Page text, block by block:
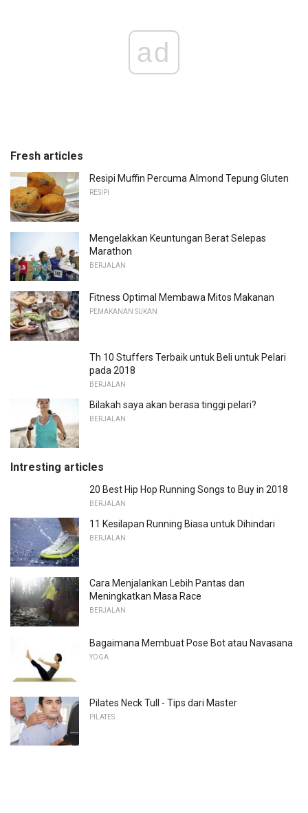
ad
Fresh articles
Resipi Muffin Percuma Almond Tepung Gluten
RESIPI
Mengelakkan Keuntungan Berat Selepas
Marathon
BERJALAN
Fitness Optimal Membawa Mitos Makanan
PEMAKANAN SUKAN
Th 10 Stuffers Terbaik untuk Beli untuk Pelari
pada 2018
BERJALAN
Bilakah saya akan berasa tinggi pelari?
BERJALAN
Intresting articles
20 Best Hip Hop Running Songs to Buy in 2018
BERJALAN
11 Kesilapan Running Biasa untuk Dihindari
BERJALAN
Cara Menjalankan Lebih Pantas dan
Meningkatkan Masa Race
BERJALAN
Bagaimana Membuat Pose Bot atau Navasana
YOGA
Pilates Neck Tull - Tips dari Master
PILATES